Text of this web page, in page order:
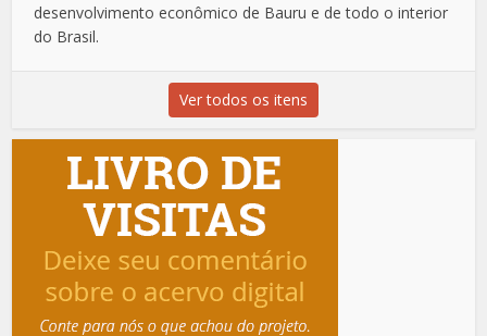
desenvolvimento econômico de Bauru e de todo o interior
do Brasil.
Ver todos os itens